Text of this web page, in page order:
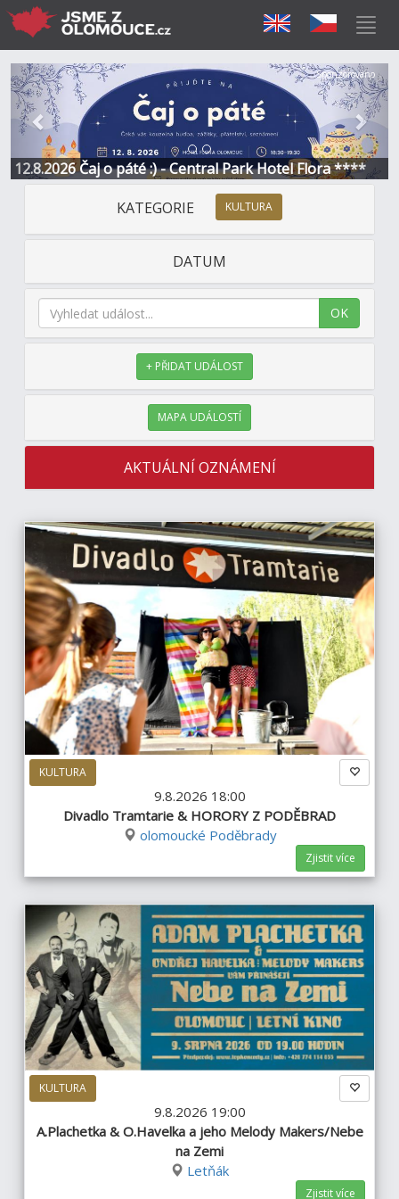
12.8.2026 Čaj o páté :) - Central Park Hotel Flora ****
Předchozí Další
Sponzorováno
KATEGORIE KULTURA
DATUM
OK
+ PŘIDAT UDÁLOST
MAPA UDÁLOSTÍ
AKTUÁLNÍ OZNÁMENÍ
KULTURA
9.8.2026 18:00
Divadlo Tramtarie & HORORY Z PODĚBRAD
olomoucké Poděbrady
Zjistit více
KULTURA
9.8.2026 19:00
A.Plachetka & O.Havelka a jeho Melody Makers/Nebe
na Zemi
Letňák
Zjistit více